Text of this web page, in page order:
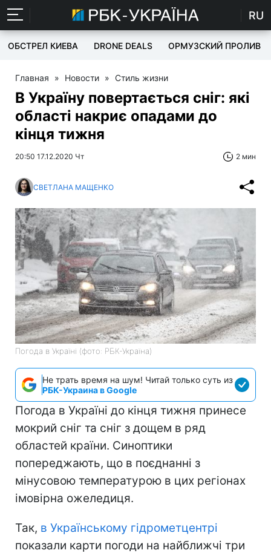
RU
ОБСТРЕЛ КИЕВА DRONE DEALS ОРМУЗСКИЙ ПРОЛИВ
Главная » Новости » Стиль жизни
В Україну повертається сніг: які
області накриє опадами до
кінця тижня
20:50 17.12.2020 Чт 2 мин
СВЕТЛАНА МАЩЕНКО
Погода в Україні (фото: РБК-Україна)
Не трать время на шум! Читай только суть из
РБК-Украина в Google
Погода в Україні до кінця тижня принесе
мокрий сніг та сніг з дощем в ряд
областей країни. Синоптики
попереджають, що в поєднанні з
мінусовою температурою в цих регіонах
імовірна ожеледиця.
Так, в Українському гідрометцентрі
показали карти погоди на найближчі три